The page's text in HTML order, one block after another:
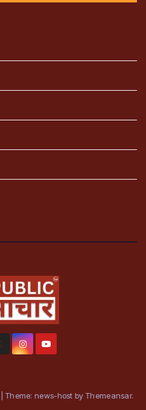
Theme: news-host by Themeansar.